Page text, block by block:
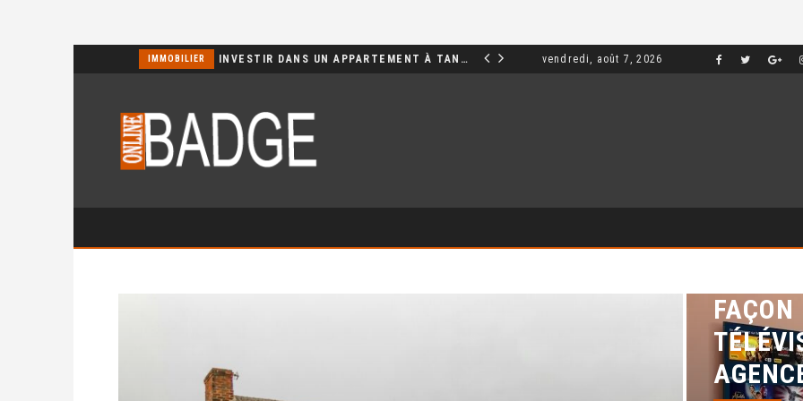
IMMOBILIER INVESTIR DANS UN APPARTEMENT À TANGER : OPPORTUNITÉS ET POINTS ESSENTIELS À CONNAÎTRE MARKETING
vendredi, août 7, 2026
FAÇON